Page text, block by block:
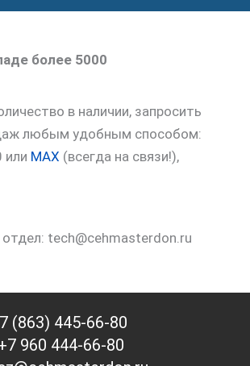
более 5000
в наличии, запросить
любым удобным способом:
или MAX (всегда на связи!),
tech@cehmasterdon.ru
(863) 445-66-80
960 444-66-80